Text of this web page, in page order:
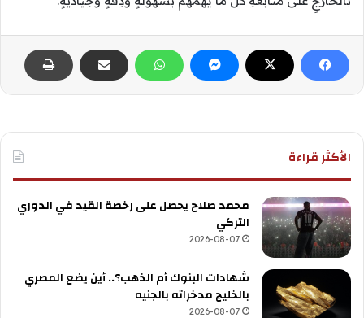
الأكثر قراءة
محمد صلاح يحصل على رخصة القيد في الدوري
التركي
2026-08-07
شهادات البنوك أم الذهب؟.. أين يضع المصري
بالخليج مدخراته بالجنيه
2026-08-07